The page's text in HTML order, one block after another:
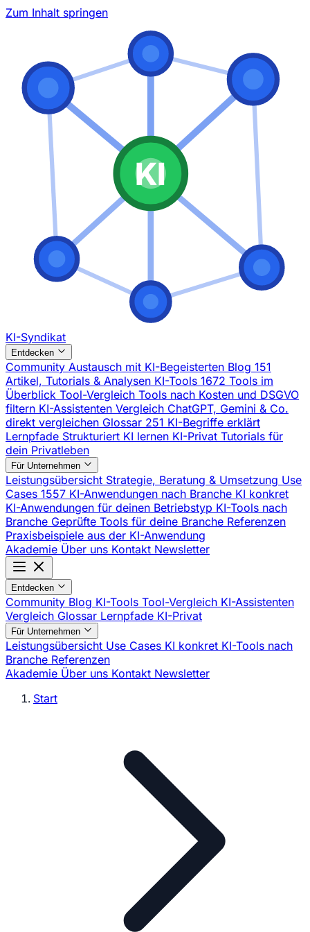
Zum Inhalt springen
KI
KI-Syndikat
Entdecken
Community Austausch mit KI-Begeisterten Blog 151
Artikel, Tutorials & Analysen KI-Tools 1672 Tools im
Überblick Tool-Vergleich Tools nach Kosten und DSGVO
filtern KI-Assistenten Vergleich ChatGPT, Gemini & Co.
direkt vergleichen Glossar 251 KI-Begriffe erklärt
Lernpfade Strukturiert KI lernen KI-Privat Tutorials für
dein Privatleben
Für Unternehmen
Leistungsübersicht Strategie, Beratung & Umsetzung Use
Cases 1557 KI-Anwendungen nach Branche KI konkret
KI-Anwendungen für deinen Betriebstyp KI-Tools nach
Branche Geprüfte Tools für deine Branche Referenzen
Praxisbeispiele aus der KI-Anwendung
Akademie Über uns Kontakt Newsletter
Entdecken
Community Blog KI-Tools Tool-Vergleich KI-Assistenten
Vergleich Glossar Lernpfade KI-Privat
Für Unternehmen
Leistungsübersicht Use Cases KI konkret KI-Tools nach
Branche Referenzen
Akademie Über uns Kontakt Newsletter
Start